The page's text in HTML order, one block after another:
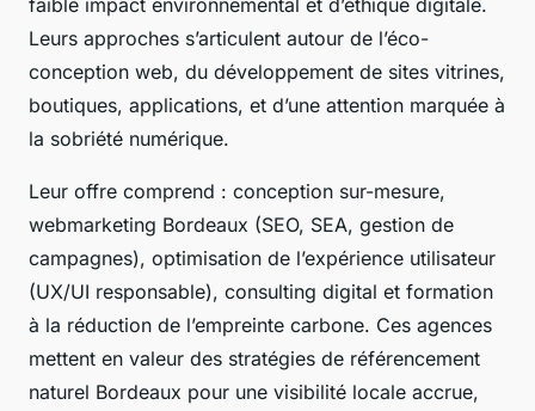
Leurs approches s’articulent autour de l’éco-
conception web, du développement de sites vitrines,
boutiques, applications, et d’une attention marquée à
la sobriété numérique.
Leur offre comprend : conception sur-mesure,
webmarketing Bordeaux (SEO, SEA, gestion de
campagnes), optimisation de l’expérience utilisateur
(UX/UI responsable), consulting digital et formation
à la réduction de l’empreinte carbone. Ces agences
mettent en valeur des stratégies de référencement
naturel Bordeaux pour une visibilité locale accrue,